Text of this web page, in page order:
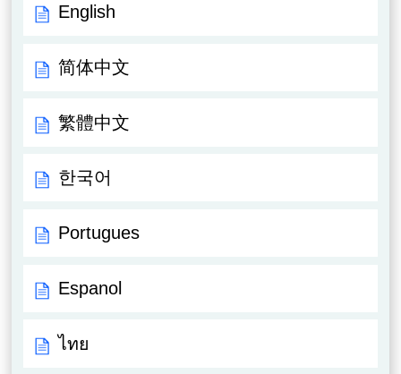
English
简体中文
繁體中文
한국어
Portugues
Espanol
ไทย